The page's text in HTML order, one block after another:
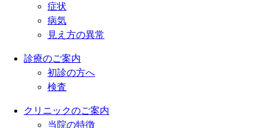
症状
病気
見え方の異常
診療のご案内
初診の方へ
検査
クリニックのご案内
当院の特徴